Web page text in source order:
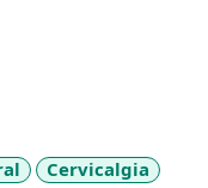
Cervicalgia